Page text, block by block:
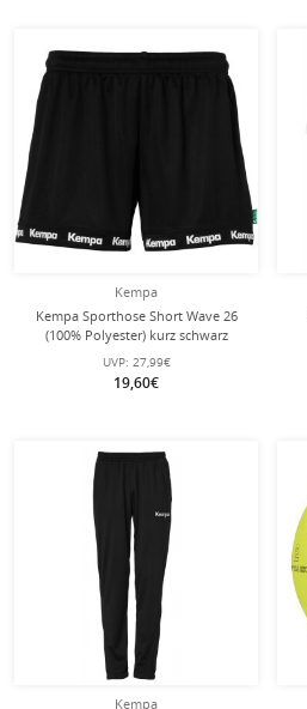
Kempa
Kempa Sporthose Short Wave 26
(100% Polyester) kurz schwarz
Damen
UVP: 27,99€
19,60€
Kempa